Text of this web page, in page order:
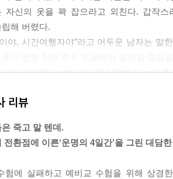
자신의 옷을 꽉 잡으라고 외친다. 갑작
해 버렸다.
야, 시간여행자야”라고 어두운 남자는
교가 결기한 날 밤, 가모우 저택에서는 당
긴박한 4일간은, 겨우 이제 시작되었을 뿐
리뷰
죽고 말 텐데.
전환점에 이른‘운명의 4일간’을 그린 대담
험에 실패하고 예비교 수험을 위해 상경